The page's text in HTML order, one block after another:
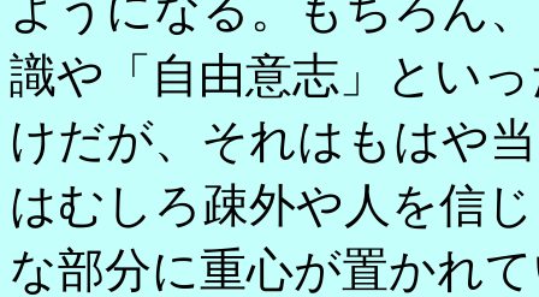
識や「自由意志」とい
けだが、それはもはや
はむしろ疎外や人を信
な部分に重心が置かれ